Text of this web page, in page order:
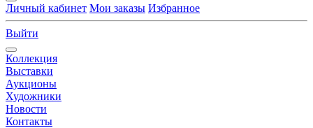
Личный кабинет Мои заказы Избранное
Выйти
Коллекция
Выставки
Аукционы
Художники
Новости
Контакты